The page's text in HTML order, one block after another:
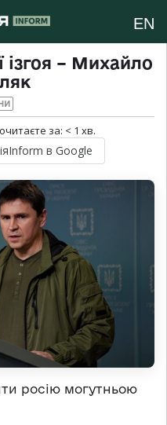
EN
ізгоя – Михайло
за: < 1 хв.
в Google
росію могутньою